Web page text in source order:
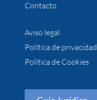
Contacto
Aviso legal
Política de privacidad
Política de Cookies